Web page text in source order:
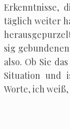
Erkennt­nis­se,
täg­lich wei­ter
sig
also. Ob Sie
Situa­ti­on und
Wor­te, ich